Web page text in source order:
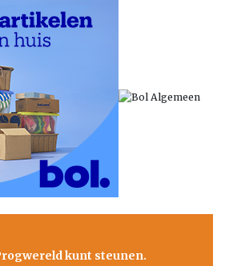
kunt steunen.